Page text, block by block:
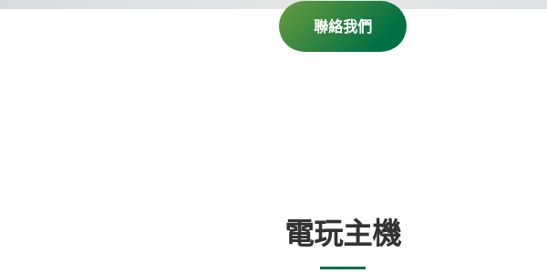
聯絡我們
電玩主機